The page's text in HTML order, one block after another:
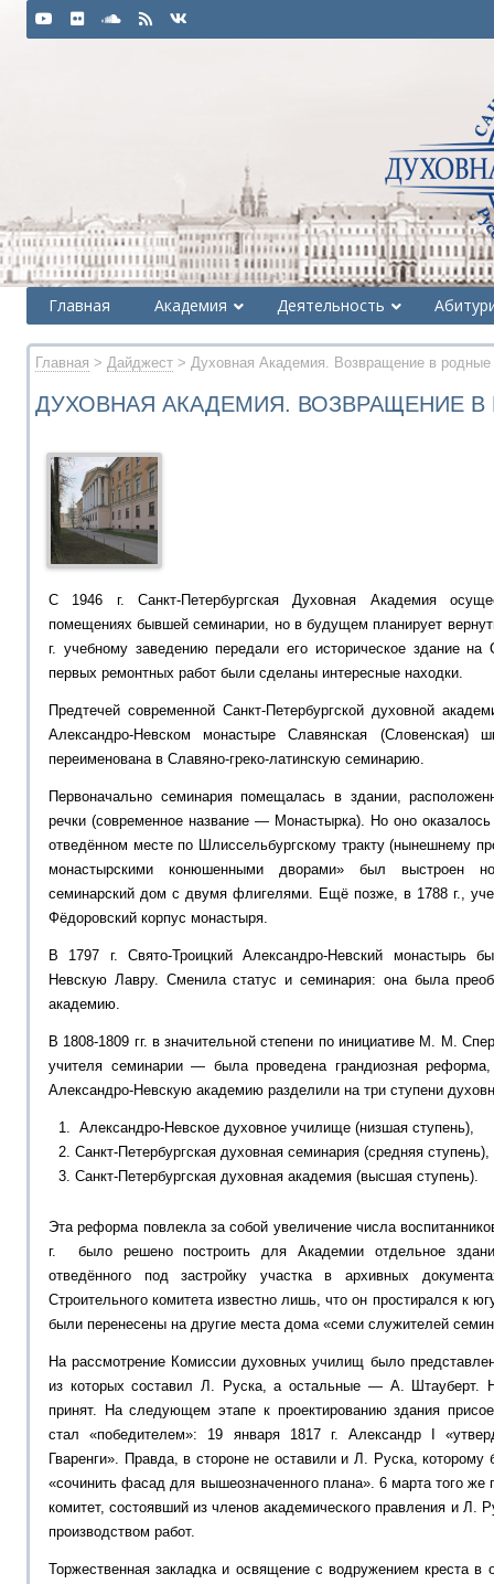
Главная Академия Деятельность
Главная > Дайджест > Духовная Академия. Возвращение в родные
ДУХОВНАЯ АКАДЕМИЯ. ВОЗВРАЩЕНИЕ
С 1946 г. Санкт-Петербургская Духовная Академия
помещениях бывшей семинарии, но в будущем планирует
г. учебному заведению передали его историческое здание
первых ремонтных работ были сделаны интересные находки.
Предтечей современной Санкт-Петербургской духовной
Александро-Невском монастыре Славянская
переименована в Славяно-греко-латинскую семинарию.
Первоначально семинария помещалась в здании,
речки (современное название — Монастырка). Но оно
отведённом месте по Шлиссельбургскому тракту (нынешнему
монастырскими конюшенными дворами» был выстроен
семинарский дом с двумя флигелями. Ещё позже, в 1788 г.,
Фёдоровский корпус монастыря.
В 1797 г. Свято-Троицкий Александро-Невский монастырь
Невскую Лавру. Сменила статус и семинария: она была
академию.
В 1808-1809 гг. в значительной степени по инициативе М. М.
учителя семинарии — была проведена грандиозная реформа,
Александро-Невскую академию разделили на три ступени
Александро-Невское духовное училище (низшая ступень),
Санкт-Петербургская духовная семинария (средняя ступень),
Санкт-Петербургская духовная академия (высшая ступень).
Эта реформа повлекла за собой увеличение числа
г. было решено построить для Академии отдельное
отведённого под застройку участка в архивных
Строительного комитета известно лишь, что он простирался к
были перенесены на другие места дома «семи служителей
На рассмотрение Комиссии духовных училищ было
из которых составил Л. Руска, а остальные — А. Штауберт.
принят. На следующем этапе к проектированию здания
стал «победителем»: 19 января 1817 г. Александр I
Гваренги». Правда, в стороне не оставили и Л. Руска,
«сочинить фасад для вышеозначенного плана». 6 марта того
комитет, состоявший из членов академического правления и Л.
производством работ.
Торжественная закладка и освящение с водружением креста в